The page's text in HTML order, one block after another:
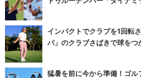
インパクトでクラブを1回転
パ」のクラブさばきで球をつ
猛暑を前に今から準備！ゴル